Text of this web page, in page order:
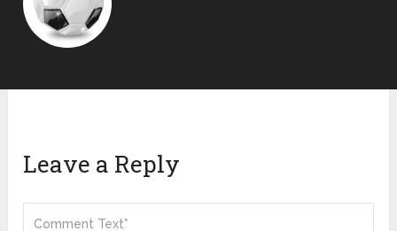
Leave a Reply